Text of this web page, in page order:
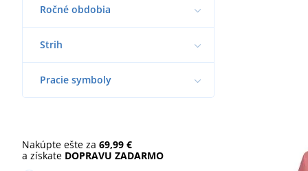
Ročné obdobia
Strih
Pracie symboly
Nakúpte ešte za 69,99 €
a získate DOPRAVU ZADARMO